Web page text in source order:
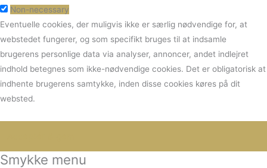
Non-necessary
Eventuelle cookies, der muligvis ikke er særlig nødvendige for, at
webstedet fungerer, og som specifikt bruges til at indsamle
brugerens personlige data via analyser, annoncer, andet indlejret
indhold betegnes som ikke-nødvendige cookies. Det er obligatorisk at
indhente brugerens samtykke, inden disse cookies køres på dit
websted.
Smykke menu